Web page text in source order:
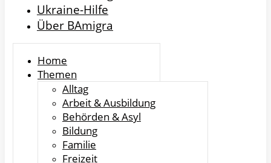
Ukraine-Hilfe
Über BAmigra
Home
Themen
Alltag
Arbeit & Ausbildung
Behörden & Asyl
Bildung
Familie
Freizeit